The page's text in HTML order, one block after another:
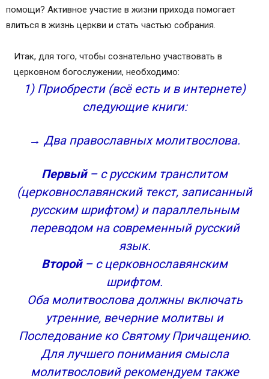
помощи? Активное участие в жизни прихода помогает
влиться в жизнь церкви и стать частью собрания.
Итак, для того, чтобы сознательно участвовать в
церковном богослужении, необходимо:
1) Приобрести (всё есть и в интернете)
следующие книги:
→ Два православных молитвослова.
Первый– с русским транслитом
(церковнославянский текст, записанный
русским шрифтом) и параллельным
переводом на современный русский
язык.
Второй– с церковнославянским
шрифтом.
Оба молитвослова должны включать
утренние, вечерние молитвы и
Последование ко Святому Причащению.
Для лучшего понимания смысла
молитвословий рекомендуем также